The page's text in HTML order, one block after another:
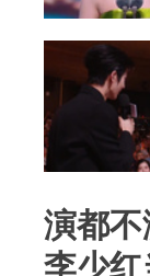
演都
李少